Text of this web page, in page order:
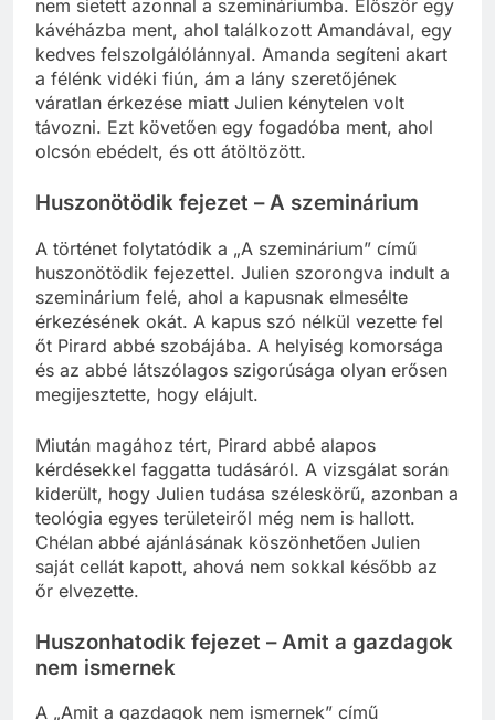
nem sietett azonnal a szemináriumba. Először egy
kávéházba ment, ahol találkozott Amandával, egy
kedves felszolgálólánnyal. Amanda segíteni akart
a félénk vidéki fiún, ám a lány szeretőjének
váratlan érkezése miatt Julien kénytelen volt
távozni. Ezt követően egy fogadóba ment, ahol
Huszonötödik fejezet – A szeminárium
A történet folytatódik a „A szeminárium” című
huszonötödik fejezettel. Julien szorongva indult a
szeminárium felé, ahol a kapusnak elmesélte
érkezésének okát. A kapus szó nélkül vezette fel
őt Pirard abbé szobájába. A helyiség komorsága
és az abbé látszólagos szigorúsága olyan erősen
Miután magához tért, Pirard abbé alapos
kérdésekkel faggatta tudásáról. A vizsgálat során
kiderült, hogy Julien tudása széleskörű, azonban a
teológia egyes területeiről még nem is hallott.
Chélan abbé ajánlásának köszönhetően Julien
saját cellát kapott, ahová nem sokkal később az
Huszonhatodik fejezet – Amit a gazdagok